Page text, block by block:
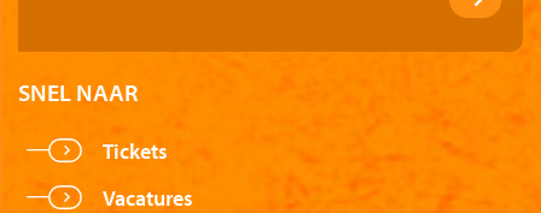
SNEL NAAR
Tickets
Vacatures